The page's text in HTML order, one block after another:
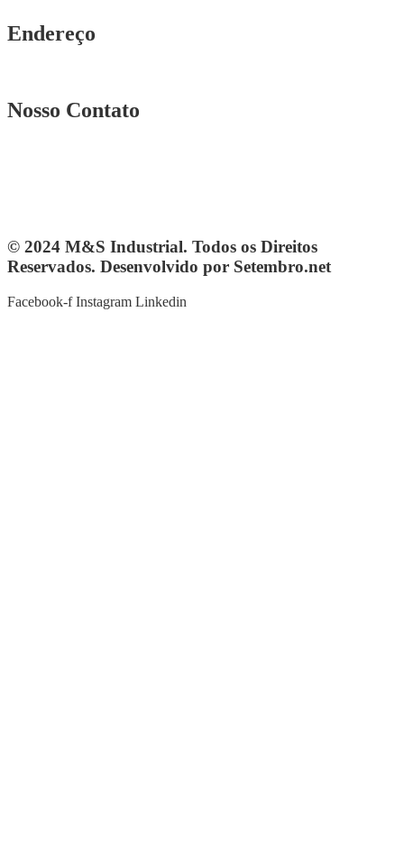
Endereço
Nosso Contato
© 2024 M&S Industrial. Todos os Direitos
Reservados. Desenvolvido por Setembro.net
Facebook-f Instagram Linkedin